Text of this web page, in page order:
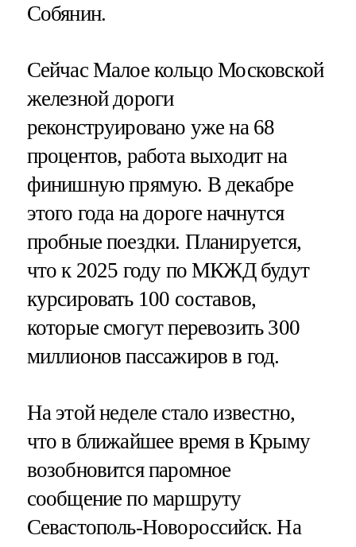
Собянин.
Сейчас Малое кольцо Московской
железной дороги
реконструировано уже на 68
процентов, работа выходит на
финишную прямую. В декабре
этого года на дороге начнутся
пробные поездки. Планируется,
что к 2025 году по МКЖД будут
курсировать 100 составов,
которые смогут перевозить 300
миллионов пассажиров в год.
На этой неделе стало известно,
что в ближайшее время в Крыму
возобновится паромное
сообщение по маршруту
Севастополь-Новороссийск. На